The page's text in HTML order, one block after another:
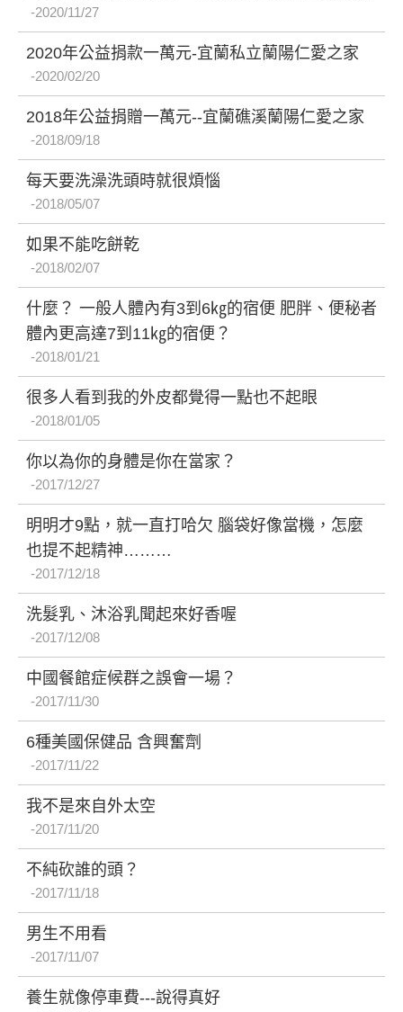
2020/11/27
2020年公益捐款一萬元-宜蘭私立蘭陽仁愛之家
2020/02/20
2018年公益捐贈一萬元--宜蘭礁溪蘭陽仁愛之家
2018/09/18
每天要洗澡洗頭時就很煩惱
2018/05/07
如果不能吃餅乾
2018/02/07
什麼？ 一般人體內有3到6㎏的宿便 肥胖、便秘者
體內更高達7到11㎏的宿便？
2018/01/21
很多人看到我的外皮都覺得一點也不起眼
2018/01/05
你以為你的身體是你在當家？
2017/12/27
明明才9點，就一直打哈欠 腦袋好像當機，怎麼
也提不起精神………
2017/12/18
洗髮乳、沐浴乳聞起來好香喔
2017/12/08
中國餐館症候群之誤會一場？
2017/11/30
6種美國保健品 含興奮劑
2017/11/22
我不是來自外太空
2017/11/20
不純砍誰的頭？
2017/11/18
男生不用看
2017/11/07
養生就像停車費---說得真好